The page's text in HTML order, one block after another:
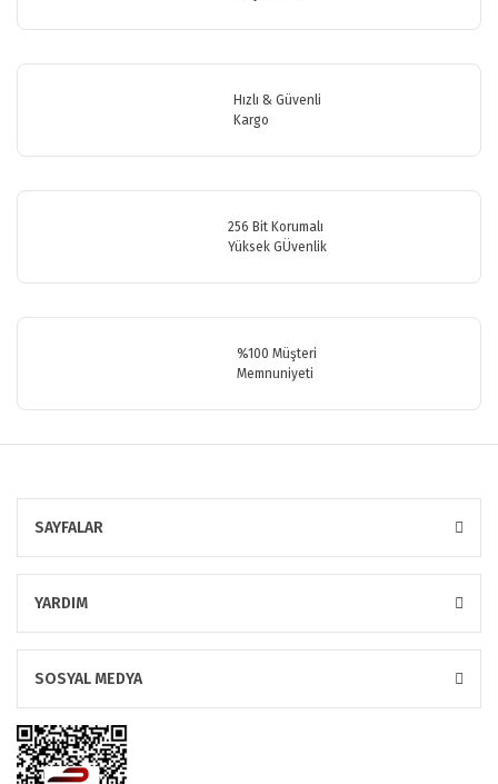
Ürün resmi kalitesiz, bozuk veya görüntülenemiyor.
Ürün fiyatı diğer sitelerden daha pahalı.
Hızlı & Güvenli
Kargo
256 Bit Korumalı
Yüksek GÜvenlik
%100 Müşteri
Memnuniyeti
SAYFALAR
YARDIM
SOSYAL MEDYA